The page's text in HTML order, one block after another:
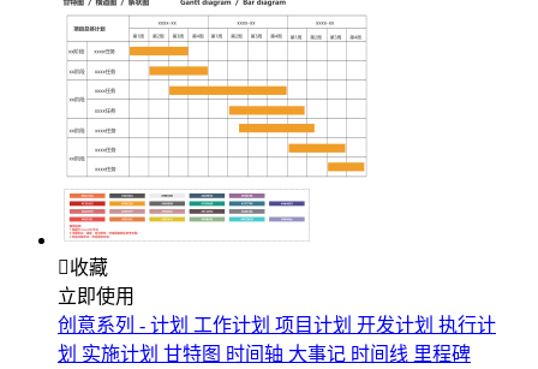
收藏
立即使用
创意系列 - 计划 工作计划 项目计划 开发计划 执行计
划 实施计划 甘特图 时间轴 大事记 时间线 里程碑